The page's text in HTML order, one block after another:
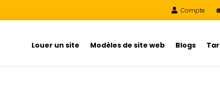
Compte
Louer un site Modèles de site web Blogs